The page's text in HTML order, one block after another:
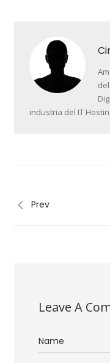
industria del IT
Prev
Leave A